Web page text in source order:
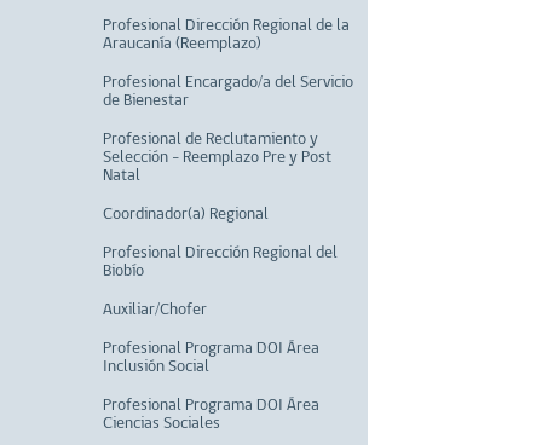
Profesional Dirección Regional de la
Araucanía (Reemplazo)
Profesional Encargado/a del Servicio
de Bienestar
Profesional de Reclutamiento y
Selección - Reemplazo Pre y Post
Natal
Coordinador(a) Regional
Profesional Dirección Regional del
Biobío
Auxiliar/Chofer
Profesional Programa DOI Área
Inclusión Social
Profesional Programa DOI Área
Ciencias Sociales